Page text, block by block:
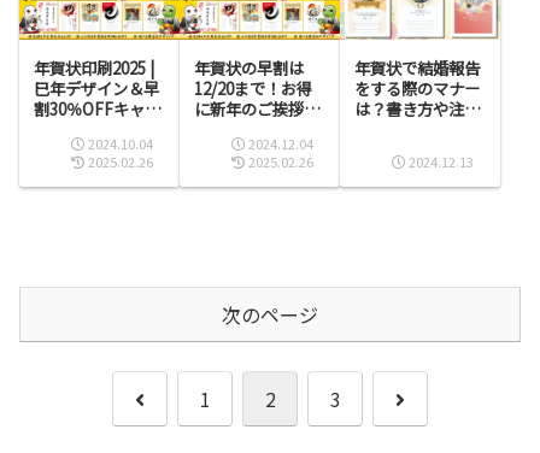
年賀状印刷2025 |
巳年デザイン＆早
割30％OFFキャン
2024.10.04
2025.02.26
年賀状の早割は
12/20まで！お得
に新年のご挨拶準
2024.12.04
2025.02.26
年賀状で結婚報告
をする際のマナー
は？書き方や注意
2024.12.13
次のページ
前
1 2 3
次